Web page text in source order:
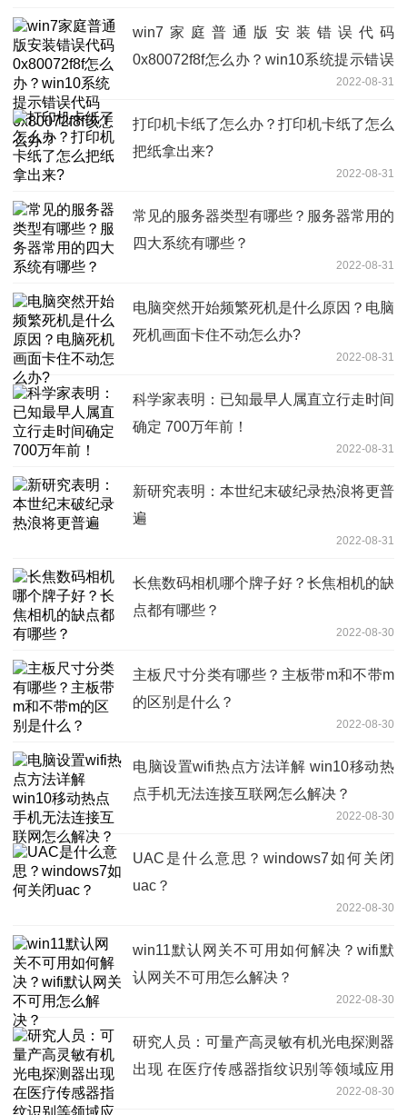
win7家庭普通版安装错误代码
0x80072f8f怎么办？win10系统提示错误
2022-08-31
打印机卡纸了怎么办？打印机卡纸了怎么
把纸拿出来?
2022-08-31
常见的服务器类型有哪些？服务器常用的
四大系统有哪些？
2022-08-31
电脑突然开始频繁死机是什么原因？电脑
死机画面卡住不动怎么办?
2022-08-31
科学家表明：已知最早人属直立行走时间
确定 700万年前！
2022-08-31
新研究表明：本世纪末破纪录热浪将更普
遍
2022-08-31
长焦数码相机哪个牌子好？长焦相机的缺
点都有哪些？
2022-08-30
主板尺寸分类有哪些？主板带m和不带m
的区别是什么？
2022-08-30
电脑设置wifi热点方法详解 win10移动热
点手机无法连接互联网怎么解决？
2022-08-30
UAC是什么意思？windows7如何关闭
uac？
2022-08-30
win11默认网关不可用如何解决？wifi默
认网关不可用怎么解决？
2022-08-30
研究人员：可量产高灵敏有机光电探测器
出现 在医疗传感器指纹识别等领域应用
2022-08-30